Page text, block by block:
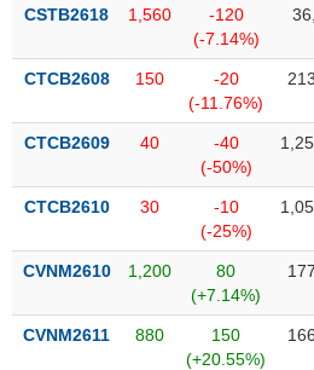
CSTB2618 1,560
-120
(-7.14%)
CTCB2608 150
-20
(-11.76%)
CTCB2609 40
-40
(-50%)
CTCB2610 30
-10
(-25%)
CVNM2610 1,200
80
(+7.14%)
CVNM2611 880
150
(+20.55%)
đạo
(-)
Tất cả Người nội bộ Người
Tin
tức
của